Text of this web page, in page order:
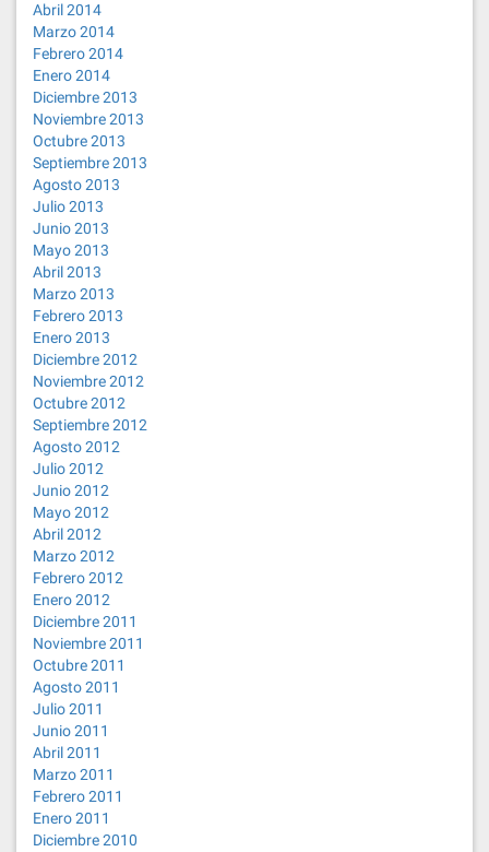
Abril 2014
Marzo 2014
Febrero 2014
Enero 2014
Diciembre 2013
Noviembre 2013
Octubre 2013
Septiembre 2013
Agosto 2013
Julio 2013
Junio 2013
Mayo 2013
Abril 2013
Marzo 2013
Febrero 2013
Enero 2013
Diciembre 2012
Noviembre 2012
Octubre 2012
Septiembre 2012
Agosto 2012
Julio 2012
Junio 2012
Mayo 2012
Abril 2012
Marzo 2012
Febrero 2012
Enero 2012
Diciembre 2011
Noviembre 2011
Octubre 2011
Agosto 2011
Julio 2011
Junio 2011
Abril 2011
Marzo 2011
Febrero 2011
Enero 2011
Diciembre 2010